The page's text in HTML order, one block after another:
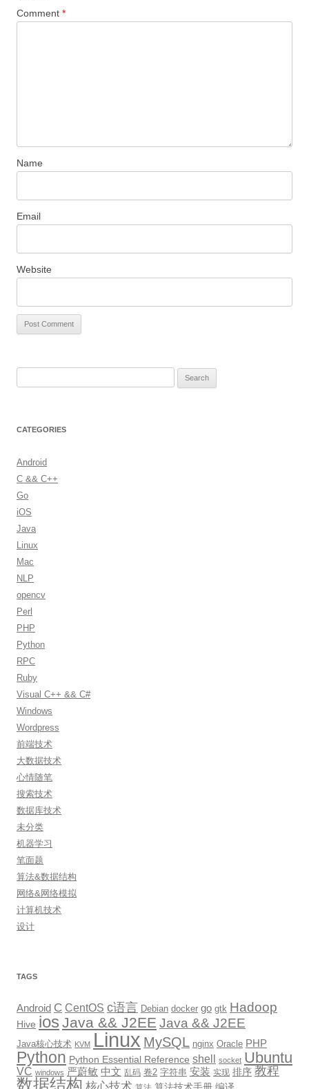
Comment *
Name
Email
Website
r
h
f
o
r
:
CATEGORIES
Android
C && C++
Go
iOS
Java
Linux
Mac
NLP
opencv
Perl
PHP
Python
RPC
Ruby
Visual C++ && C#
Windows
Wordpress
前端技术
大数据技术
心情随笔
搜索技术
数据库技术
未分类
机器学习
笔面题
算法&数据结构
网络&网络模拟
计算机技术
设计
TAGS
Android C CentOS c语言 Debian docker go gtk Hadoop
Hive ios Java && J2EE Java && J2EE
Java核心技术 KVM Linux MySQL nginx Oracle PHP
Python Python Essential Reference shell socket Ubuntu
VC windows 严蔚敏 中文 乱码 卷2 字符串 安装 实现 排序 教程
数据结构